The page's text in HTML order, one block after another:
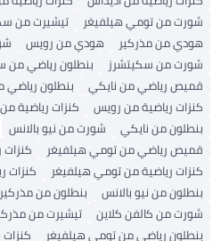
شورت من تومي هيلفيغر
تيشيرت من
هودي من مذركير
هودي من رويس
شورت من سكيتشرز
بنطلون رياضي من
قميص رياضي من نايكي
بنطلون
كنزات رياضية من رويس
كنزات رياضية
بنطلون من نايكي
شورت من نيو بالانس
قميص رياضي من تومي هيلفيغر
كنزات رياضية من تومي هيلفيغر
كنزات
بنطلون من نيو بالانس
بنطلون من مذركير
شورت من كالفن كلاين
تيشيرت من
بنطلون رياضي من تومي هيلفيغر